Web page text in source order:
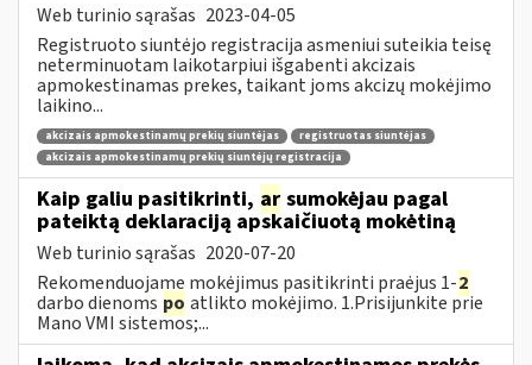
Web turinio sąrašas 2023-04-05
Registruoto siuntėjo registracija asmeniui suteikia teisę
neterminuotam laikotarpiui išgabenti akcizais
apmokestinamas prekes, taikant joms akcizų mokėjimo
laikino...
akcizais apmokestinamų prekių siuntėjas
registruotas siuntėjas
akcizais apmokestinamų prekių siuntėjų registracija
Kaip galiu pasitikrinti, ar sumokėjau pagal
pateiktą deklaraciją apskaičiuotą mokėtiną
Web turinio sąrašas 2020-07-20
Rekomenduojame mokėjimus pasitikrinti praėjus 1-2
darbo dienoms po atlikto mokėjimo. 1.Prisijunkite prie
Mano VMI sistemos;...